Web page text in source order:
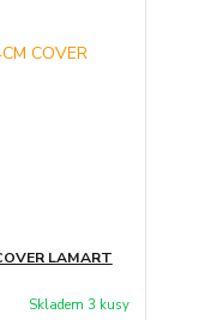
LAMART
Skladem 3 kusy